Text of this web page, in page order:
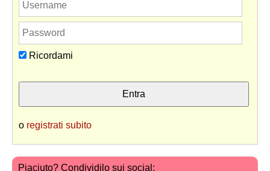
Ricordami
o registrati subito
Piaciuto? Condividilo sui social: